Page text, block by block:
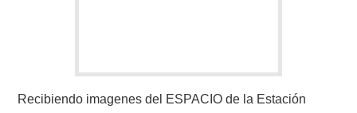
Recibiendo imagenes del ESPACIO de la Estación